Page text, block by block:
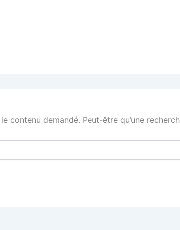
contenu demandé. Peut-être qu’une